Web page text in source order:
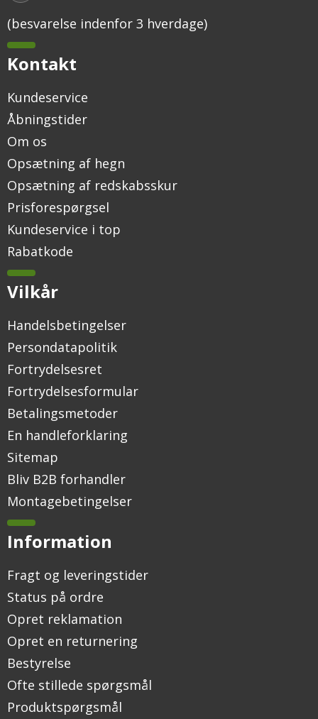
(besvarelse indenfor 3 hverdage)
Kontakt
Kundeservice
Åbningstider
Om os
Opsætning af hegn
Opsætning af redskabsskur
Prisforespørgsel
Kundeservice i top
Rabatkode
Vilkår
Handelsbetingelser
Persondatapolitik
Fortrydelsesret
Fortrydelsesformular
Betalingsmetoder
En handleforklaring
Sitemap
Bliv B2B forhandler
Montagebetingelser
Information
Fragt og leveringstider
Status på ordre
Opret reklamation
Opret en returnering
Bestyrelse
Ofte stillede spørgsmål
Produktspørgsmål